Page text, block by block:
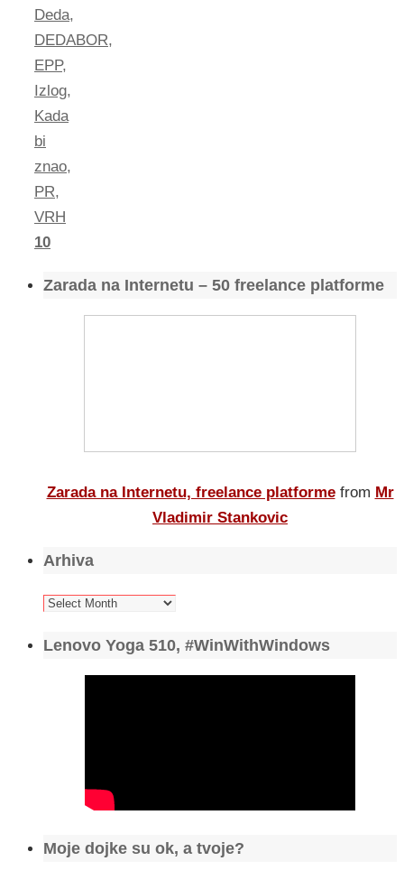
Deda,
DEDABOR,
EPP,
Izlog,
Kada
bi
znao,
PR,
VRH
10
Zarada na Internetu – 50 freelance platforme
Zarada na Internetu, freelance platforme from Mr
Vladimir Stankovic
Arhiva
Arhiva
Lenovo Yoga 510, #WinWithWindows
Moje dojke su ok, a tvoje?